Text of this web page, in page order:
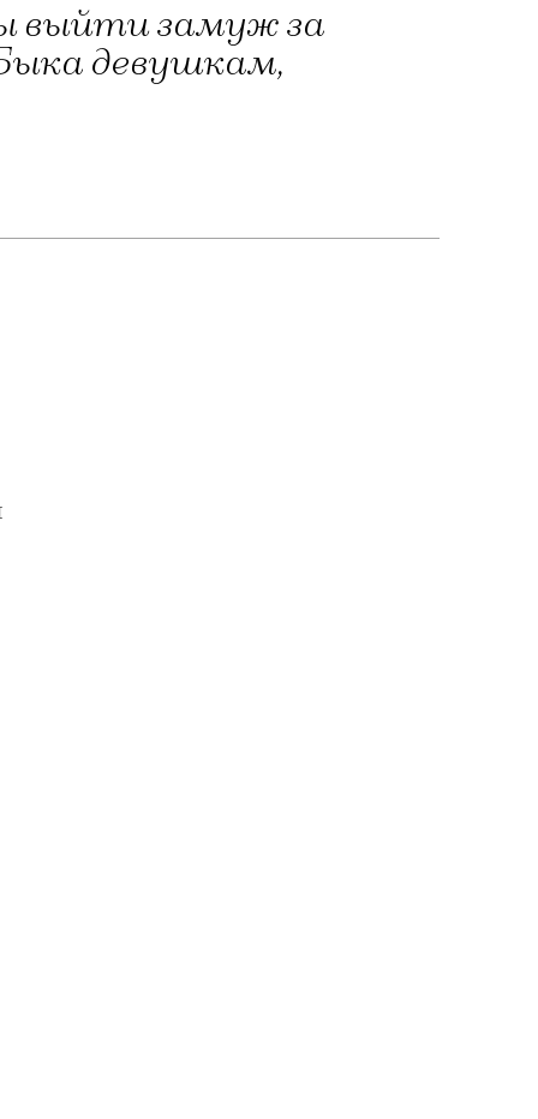
выйти замуж за
девушкам,